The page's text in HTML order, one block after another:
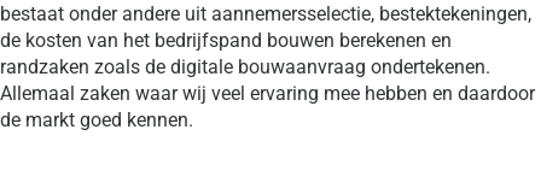
bestaat onder andere uit aannemersselectie, bestektekeningen,
de kosten van het bedrijfspand bouwen berekenen en
randzaken zoals de digitale bouwaanvraag ondertekenen.
Allemaal zaken waar wij veel ervaring mee hebben en daardoor
de markt goed kennen.